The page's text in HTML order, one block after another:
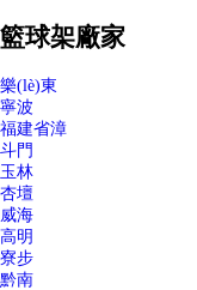
籃球架廠家
樂(lè)東
寧波
福建省漳
斗門
玉林
杏壇
威海
高明
寮步
黔南